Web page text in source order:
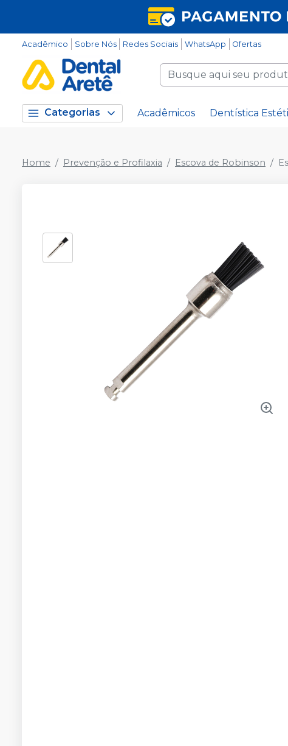
Acadêmico Sobre Nós Redes Sociais WhatsApp Ofertas
Categorias Acadêmicos Dentística
Home Prevenção e Profilaxia Escova de Robinson